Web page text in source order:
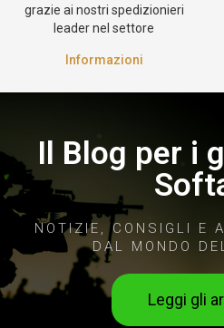
grazie ai nostri spedizionieri
leader nel settore
Informazioni
Il Blog per i
NOTIZIE, CONSIGLI E
DAL MONDO
Leggi gli